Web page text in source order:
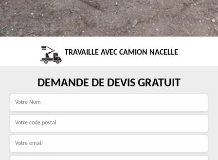
TRAVAILLE AVEC CAMION NACELLE
DEMANDE DE DEVIS GRATUIT